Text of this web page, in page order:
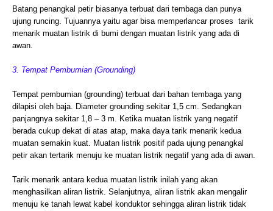
Batang penangkal petir biasanya terbuat dari tembaga dan punya
ujung runcing. Tujuannya yaitu agar bisa memperlancar proses tarik
menarik muatan listrik di bumi dengan muatan listrik yang ada di
awan.
3. Tempat Pembumian (Grounding)
Tempat pembumian (grounding) terbuat dari bahan tembaga yang
dilapisi oleh baja. Diameter grounding sekitar 1,5 cm. Sedangkan
panjangnya sekitar 1,8 – 3 m. Ketika muatan listrik yang negatif
berada cukup dekat di atas atap, maka daya tarik menarik kedua
muatan semakin kuat. Muatan listrik positif pada ujung penangkal
petir akan tertarik menuju ke muatan listrik negatif yang ada di awan.
Tarik menarik antara kedua muatan listrik inilah yang akan
menghasilkan aliran listrik. Selanjutnya, aliran listrik akan mengalir
menuju ke tanah lewat kabel konduktor sehingga aliran listrik tidak